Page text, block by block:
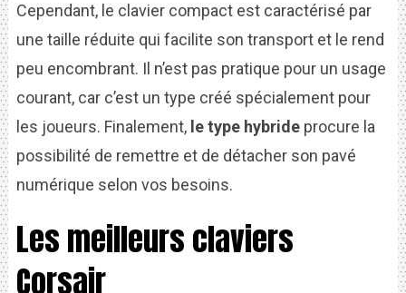
Cependant, le clavier compact est caractérisé par
une taille réduite qui facilite son transport et le rend
peu encombrant. Il n’est pas pratique pour un usage
courant, car c’est un type créé spécialement pour
les joueurs. Finalement,le type hybride procure la
possibilité de remettre et de détacher son pavé
numérique selon vos besoins.
Les meilleurs claviers
Corsair